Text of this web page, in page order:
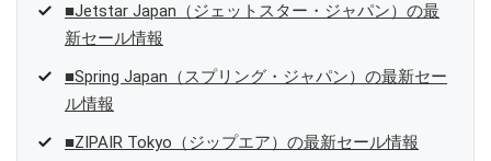
■Jetstar Japan（ジェットスター・ジャパン）の最
新セール情報
■Spring Japan（スプリング・ジャパン）の最新セー
ル情報
■ZIPAIR Tokyo（ジップエア）の最新セール情報